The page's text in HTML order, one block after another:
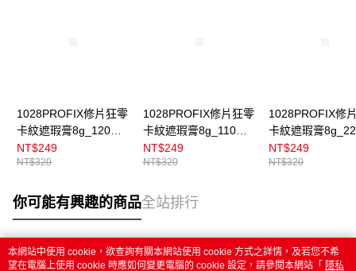
1028PROFIX修片狂零
卡紋遮瑕膏8g_120裸
膚
NT$249
NT$320
1028PROFIX修片狂零
卡紋遮瑕膏8g_110白
皙
NT$249
NT$320
1028PROFIX修
卡紋遮瑕膏
桃
NT$249
NT$320
你可能有興趣的商品全站排行
熱門標籤
本網站中使用 cookie，欲查詢有關本網站使用 cookie 方式之詳情，及若您不希
望在電腦上使用 cookie 時應如何變更電腦的 cookie 設定，請參閱本網站「 隱私